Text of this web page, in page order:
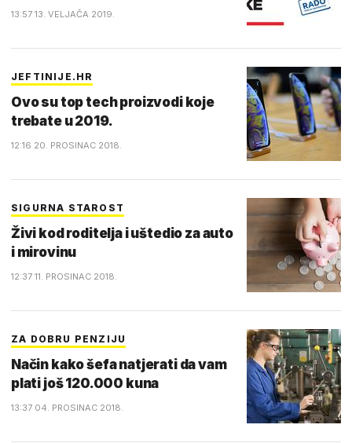
13:57 13. VELJAČA 2019.
JEFTINIJE.HR
Ovo su top tech proizvodi koje
trebate u 2019.
12:16 20. PROSINAC 2018.
SIGURNA STAROST
Živi kod roditelja i uštedio za auto
i mirovinu
12:37 11. PROSINAC 2018.
ZA DOBRU PENZIJU
Način kako šefa natjerati da vam
plati još 120.000 kuna
13:37 04. PROSINAC 2018.